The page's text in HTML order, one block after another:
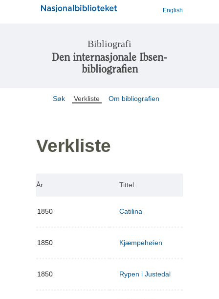
English
Bibliografi
Den internasjonale Ibsen-
bibliografien
Søk Verkliste Om bibliografien
Verkliste
År Tittel
1850 Catilina
1850 Kjæmpehøien
1850 Rypen i Justedal